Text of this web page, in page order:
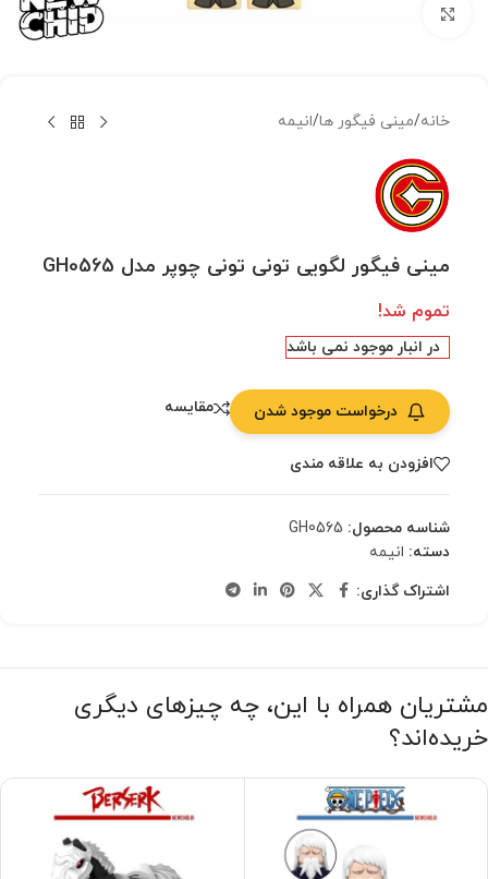
خانه/مینی فیگور ها/انیمه
مینی فیگور لگویی تونی تونی چوپر مدل GH0565
تموم شد!
در انبار موجود نمی باشد
درخواست موجود شدن مقایسه
افزودن به علاقه مندی
شناسه محصول: GH0565
دسته: انیمه
اشتراک گذاری:
مشتریان همراه با این، چه چیزهای دیگری
خریده‌اند؟